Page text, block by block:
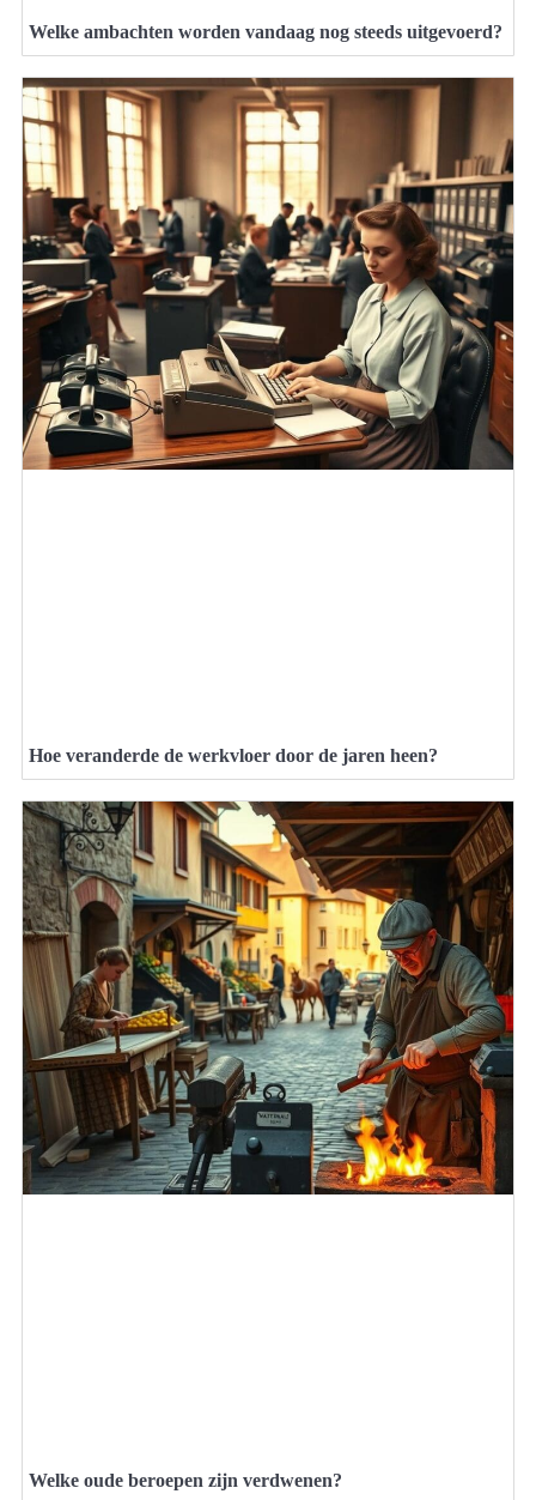
Welke ambachten worden vandaag nog steeds uitgevoerd?
Hoe veranderde de werkvloer door de jaren heen?
Welke oude beroepen zijn verdwenen?